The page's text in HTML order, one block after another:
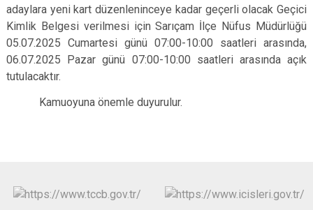
adaylara yeni kart düzenleninceye kadar geçerli olacak Geçici
Kimlik Belgesi verilmesi için Sarıçam İlçe Nüfus Müdürlüğü
05.07.2025 Cumartesi günü 07:00-10:00 saatleri arasında,
06.07.2025 Pazar günü 07:00-10:00 saatleri arasında açık
tutulacaktır.
Kamuoyuna önemle duyurulur.